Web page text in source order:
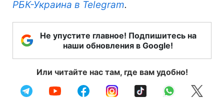
РБК-Украина в Telegram.
Не упустите главное! Подпишитесь на
наши обновления в Google!
Или читайте нас там, где вам удобно!